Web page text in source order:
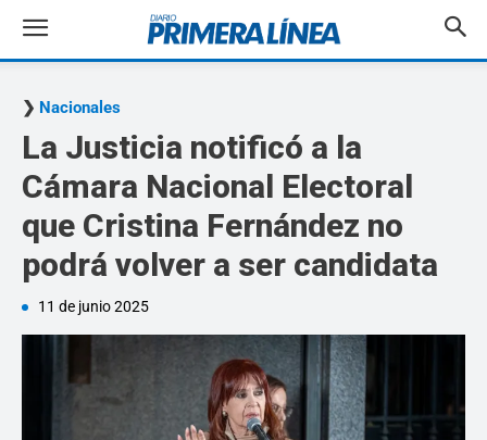
Nacionales
La Justicia notificó a la
Cámara Nacional Electoral
que Cristina Fernández no
podrá volver a ser candidata
11 de junio 2025